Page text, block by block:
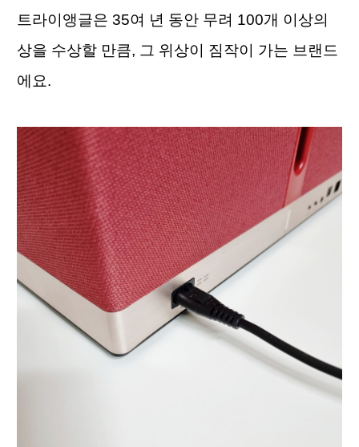
트라이앵글은 35여 년 동안 무려 100개 이상의
상을 수상할 만큼, 그 위상이 짐작이 가는 브랜드
에요.